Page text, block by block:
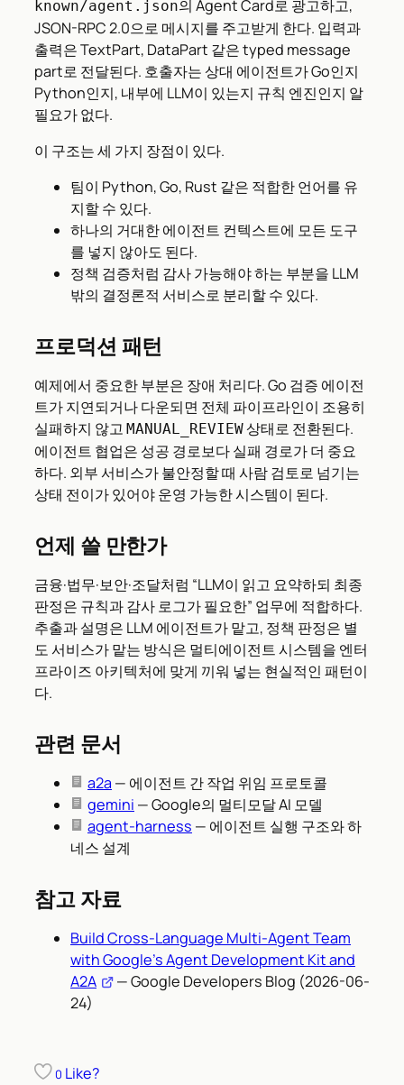
known/agent.json의 Agent Card로 광고하고,
JSON-RPC 2.0으로 메시지를 주고받게 한다. 입력과
출력은 TextPart, DataPart 같은 typed message
part로 전달된다. 호출자는 상대 에이전트가 Go인지
Python인지, 내부에 LLM이 있는지 규칙 엔진인지 알
필요가 없다.
이 구조는 세 가지 장점이 있다.
팀이 Python, Go, Rust 같은 적합한 언어를 유
지할 수 있다.
하나의 거대한 에이전트 컨텍스트에 모든 도구
를 넣지 않아도 된다.
정책 검증처럼 감사 가능해야 하는 부분을 LLM
밖의 결정론적 서비스로 분리할 수 있다.
프로덕션 패턴
예제에서 중요한 부분은 장애 처리다. Go 검증 에이전
트가 지연되거나 다운되면 전체 파이프라인이 조용히
실패하지 않고 MANUAL_REVIEW상태로 전환된다.
에이전트 협업은 성공 경로보다 실패 경로가 더 중요
하다. 외부 서비스가 불안정할 때 사람 검토로 넘기는
상태 전이가 있어야 운영 가능한 시스템이 된다.
언제 쓸 만한가
금융·법무·보안·조달처럼 “LLM이 읽고 요약하되 최종
판정은 규칙과 감사 로그가 필요한” 업무에 적합하다.
추출과 설명은 LLM 에이전트가 맡고, 정책 판정은 별
도 서비스가 맡는 방식은 멀티에이전트 시스템을 엔터
프라이즈 아키텍처에 맞게 끼워 넣는 현실적인 패턴이
다.
관련 문서
a2a — 에이전트 간 작업 위임 프로토콜
gemini — Google의 멀티모달 AI 모델
agent-harness — 에이전트 실행 구조와 하
네스 설계
참고 자료
Build Cross-Language Multi-Agent Team
with Google’s Agent Development Kit and
A2A
— Google Developers Blog (2026-06-
24)
0 Like?